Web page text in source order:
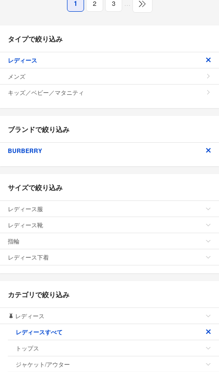
1 2 3 …
タイプで絞り込み
レディース
メンズ
キッズ／ベビー／マタニティ
ブランドで絞り込み
BURBERRY
サイズで絞り込み
レディース服
レディース靴
指輪
レディース下着
カテゴリで絞り込み
レディース
レディースすべて
トップス
ジャケット/アウター